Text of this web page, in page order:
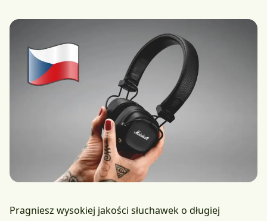
Pragniesz wysokiej jakości słuchawek o długiej